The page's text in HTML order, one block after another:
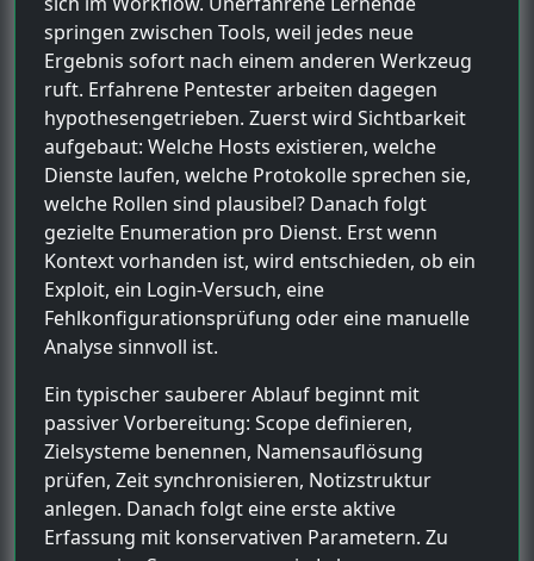
springen zwischen Tools, weil jedes neue
Ergebnis sofort nach einem anderen Werkzeug
ruft. Erfahrene Pentester arbeiten dagegen
hypothesengetrieben. Zuerst wird Sichtbarkeit
aufgebaut: Welche Hosts existieren, welche
Dienste laufen, welche Protokolle sprechen sie,
welche Rollen sind plausibel? Danach folgt
gezielte Enumeration pro Dienst. Erst wenn
Kontext vorhanden ist, wird entschieden, ob ein
Exploit, ein Login-Versuch, eine
Fehlkonfigurationsprüfung oder eine manuelle
Analyse sinnvoll ist.
Ein typischer sauberer Ablauf beginnt mit
passiver Vorbereitung: Scope definieren,
Zielsysteme benennen, Namensauflösung
prüfen, Zeit synchronisieren, Notizstruktur
anlegen. Danach folgt eine erste aktive
Erfassung mit konservativen Parametern. Zu